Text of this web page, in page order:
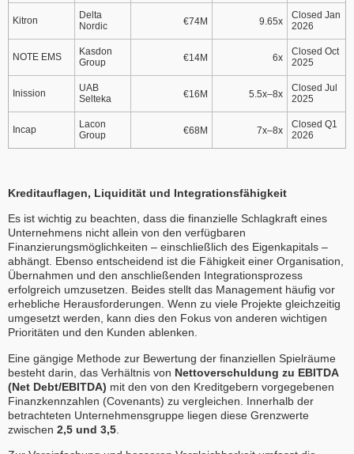
Kitron
Delta
Nordic
€74M 9.65x
Closed Jan
2026
NOTE EMS
Kasdon
Group
€14M 6x
Closed Oct
2025
Inission
UAB
Selteka
€16M 5.5x–8x
Closed Jul
2025
Incap
Lacon
Group
€68M 7x–8x
Closed Q1
2026
Kreditauflagen, Liquidität und Integrationsfähigkeit
Es ist wichtig zu beachten, dass die finanzielle Schlagkraft eines
Unternehmens nicht allein von den verfügbaren
Finanzierungsmöglichkeiten – einschließlich des Eigenkapitals –
abhängt. Ebenso entscheidend ist die Fähigkeit einer Organisation,
Übernahmen und den anschließenden Integrationsprozess
erfolgreich umzusetzen. Beides stellt das Management häufig vor
erhebliche Herausforderungen. Wenn zu viele Projekte gleichzeitig
umgesetzt werden, kann dies den Fokus von anderen wichtigen
Prioritäten und den Kunden ablenken.
Eine gängige Methode zur Bewertung der finanziellen Spielräume
besteht darin, das Verhältnis von Nettoverschuldung zu EBITDA
(Net Debt/EBITDA) mit den von den Kreditgebern vorgegebenen
Finanzkennzahlen (Covenants) zu vergleichen. Innerhalb der
betrachteten Unternehmensgruppe liegen diese Grenzwerte
zwischen 2,5 und 3,5